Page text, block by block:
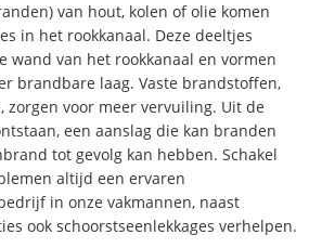
van hout, kolen of olie komen
in het rookkanaal. Deze deeltjes
wand van het rookkanaal en vormen
brandbare laag. Vaste brandstoffen,
zorgen voor meer vervuiling. Uit de
een aanslag die kan branden
tot gevolg kan hebben. Schakel
altijd een ervaren
in onze vakmannen, naast
ook schoorstseenlekkages verhelpen.